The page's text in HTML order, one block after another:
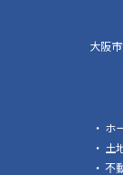
大阪
ホ
土
不